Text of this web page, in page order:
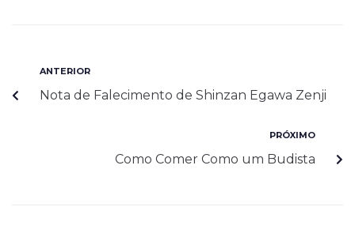
ANTERIOR
Nota de Falecimento de Shinzan Egawa Zenji
PRÓXIMO
Como Comer Como um Budista